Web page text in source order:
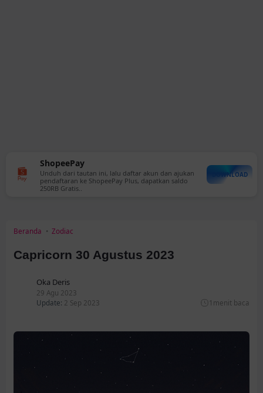
ShopeePay
Unduh dari tautan ini, lalu daftar akun dan ajukan
pendaftaran ke ShopeePay Plus, dapatkan saldo
250RB Gratis..
DOWNLOAD
Beranda Zodiac
Capricorn 30 Agustus 2023
Oka Deris
29 Agu 2023
Update: 2 Sep 2023 1 menit baca